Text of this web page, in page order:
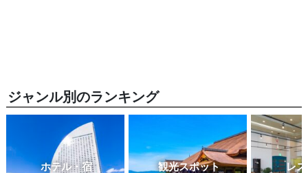
ジャンル別のランキング
ホテル・宿 観光スポット レ